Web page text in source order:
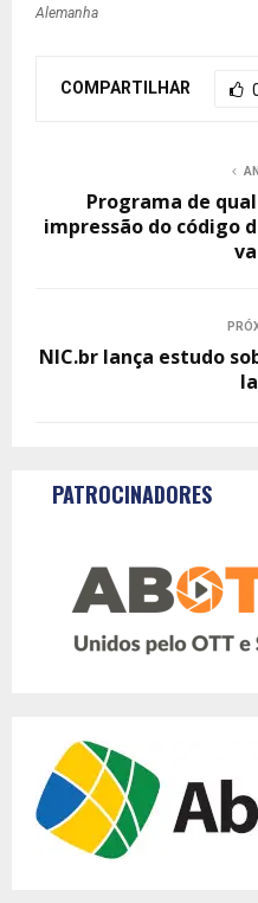
Alemanha
COMPARTILHAR
Programa de
impressão do código
NIC.br lança estudo
PATROCINADORES